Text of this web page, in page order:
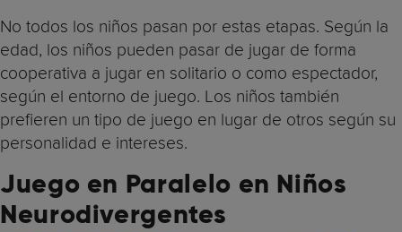
No todos los niños pasan por estas etapas. Según la
edad, los niños pueden pasar de jugar de forma
cooperativa a jugar en solitario o como espectador,
según el entorno de juego. Los niños también
prefieren un tipo de juego en lugar de otros según su
personalidad e intereses.
Juego en Paralelo en Niños
Neurodivergentes